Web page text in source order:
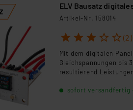
realisierbar.
ELV Bausatz
Artikel-Nr. 158014
1 2 3 4 5 (2)
Mit dem digitalen
Gleichspannungen bis
resultierend
ausgestattete
sofort versandfertig